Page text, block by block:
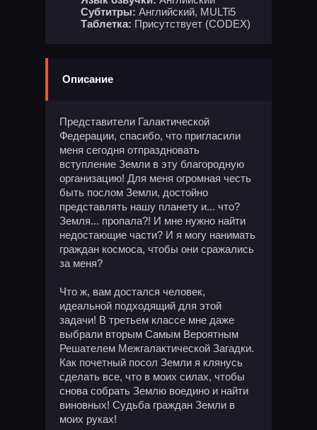
Субтитры: Английский, MULTi5
Таблетка: Присутствует (CODEX)
Описание
Представители Галактической
Федерации, спасибо, что пригласили
меня сегодня отпраздновать
вступление Земли в эту благородную
организацию! Для меня огромная честь
быть послом Земли, достойно
представлять нашу планету и... что?
Земля... пропала?! И мне нужно найти
недостающие части? И я могу нанимать
граждан космоса, чтобы они сражались
за меня?
Что ж, вам достался человек,
идеальной подходящий для этой
задачи! В третьем классе мне даже
выбрали вторым Самым Вероятным
Решателем Межгалактической Загадки.
Как почетный посол Земли я клянусь
сделать все, что в моих силах, чтобы
снова собрать Землю воедино и найти
виновных! Судьба граждан Земли в
моих руках!